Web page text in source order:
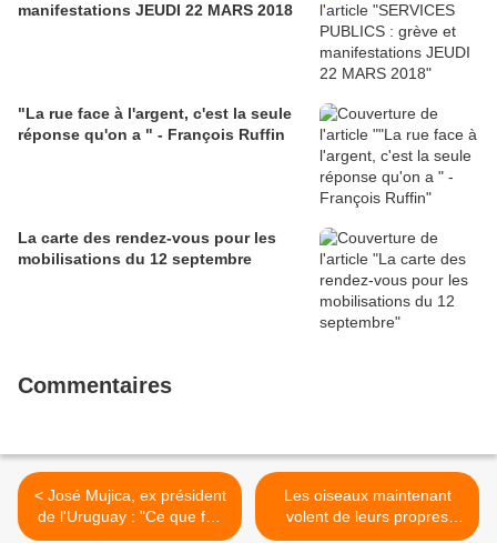
manifestations JEUDI 22 MARS 2018
"La rue face à l'argent, c'est la seule
réponse qu'on a " - François Ruffin
La carte des rendez-vous pour les
mobilisations du 12 septembre
Commentaires
< José Mujica, ex président
de l'Uruguay : "Ce que fait
l'OEA est un danger non
Les oiseaux maintenant
volent de leurs propres
ombres >